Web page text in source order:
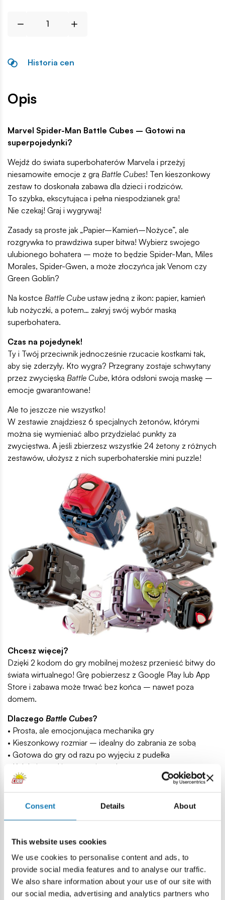
Consent Details About
This website uses cookies
We use cookies to personalise content and ads, to
provide social media features and to analyse our traffic.
We also share information about your use of our site with
our social media, advertising and analytics partners who
Historia cen
Opis
Marvel Spider-Man Battle Cubes – Gotowi na
superpojedynki?
Wejdź do świata superbohaterów Marvela i przeżyj
niesamowite emocje z grą Battle Cubes! Ten kieszonkowy
zestaw to doskonała zabawa dla dzieci i rodziców.
To szybka, ekscytująca i pełna niespodzianek gra!
Nie czekaj! Graj i wygrywaj!
Zasady są proste jak „Papier–Kamień–Nożyce”, ale
rozgrywka to prawdziwa super bitwa! Wybierz swojego
ulubionego bohatera – może to będzie Spider-Man, Miles
Morales, Spider-Gwen, a może złoczyńca jak Venom czy
Green Goblin?
Na kostce Battle Cube ustaw jedną z ikon: papier, kamień
lub nożyczki, a potem… zakryj swój wybór maską
superbohatera.
Czas na pojedynek!
Ty i Twój przeciwnik jednocześnie rzucacie kostkami tak,
aby się zderzyły. Kto wygra? Przegrany zostaje schwytany
przez zwycięską Battle Cube, która odsłoni swoją maskę –
emocje gwarantowane!
Ale to jeszcze nie wszystko!
W zestawie znajdziesz 6 specjalnych żetonów, którymi
można się wymieniać albo przydzielać punkty za
zwycięstwa. A jeśli zbierzesz wszystkie 24 żetony z różnych
zestawów, ułożysz z nich superbohaterskie mini puzzle!
Chcesz więcej?
Dzięki 2 kodom do gry mobilnej możesz przenieść bitwy do
świata wirtualnego! Grę pobierzesz z Google Play lub App
Store i zabawa może trwać bez końca – nawet poza
domem.
Dlaczego Battle Cubes?
• Prosta, ale emocjonująca mechanika gry
• Kieszonkowy rozmiar – idealny do zabrania ze sobą
• Gotowa do gry od razu po wyjęciu z pudełka
• Kolekcjonerskie żetony i puzzle
• Bohaterowie z uniwersum Marvela, których dzieci znają i
• Możliwość gry w świecie wirtualnym dzięki aplikacji
• 2 kostkiBattle Cubesz kolekcji Spider-Man
• 6 kolekcjonerskich żetonów
• Instrukcja z kodami do gry online
Marvel Spider-Man Battle Cubes to coś więcej niż